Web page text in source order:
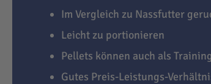
Im Vergleich zu Nassfutter
Leicht zu portionieren
Pellets können auch als
Gutes Preis-Leistungs-